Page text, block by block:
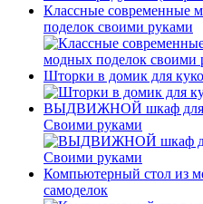
Классные современные
поделок своими руками
Шторки в домик для
ВЫДВИЖНОЙ шкаф для
Своими руками
Компьютерный стол из
самоделок